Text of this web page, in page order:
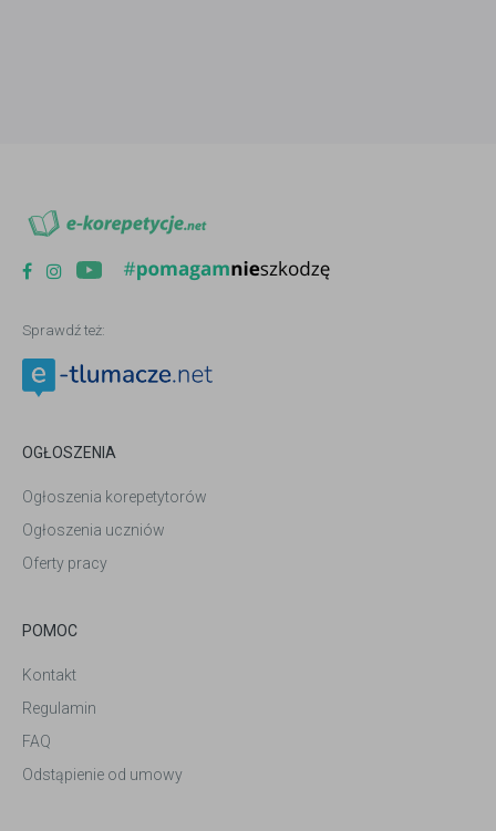
Sprawdź też:
OGŁOSZENIA
Ogłoszenia korepetytorów
Ogłoszenia uczniów
Oferty pracy
POMOC
Kontakt
Regulamin
FAQ
Odstąpienie od umowy